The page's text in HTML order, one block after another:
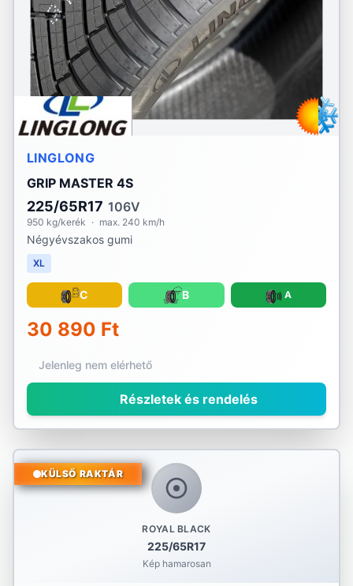
LINGLONG
GRIP MASTER 4S
225/65R17 106V
950 kg/kerék · max. 240 km/h
Négyévszakos gumi
XL
C B A
30 890 Ft
Jelenleg nem elérhető
Részletek és rendelés
ROYAL BLACK
225/65R17
Kép hamarosan
KÜLSŐ RAKTÁR